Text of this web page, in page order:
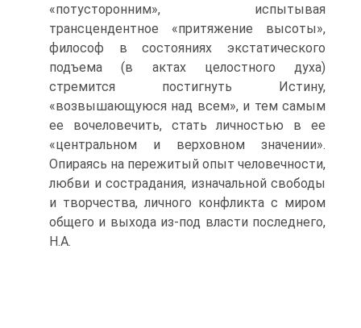
«потусторонним», испытывая
трансцендентное «притяжение высоты»,
философ в состояниях экстатического
подъема (в актах целостного духа)
стремится постигнуть Истину,
«возвышающуюся над всем», и тем самым
ее вочеловечить, стать личностью в ее
«центральном и верховном значении».
Опираясь на пережитый опыт человечности,
любви и сострадания, изначальной свободы
и творчества, личного конфликта с миром
общего и выхода из-под власти последнего,
Н.А.